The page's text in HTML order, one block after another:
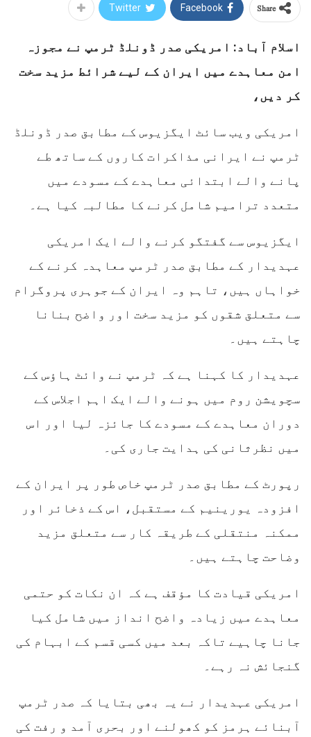
Share
Facebook
Twitter
اسلام آباد: امریکی صدر ڈونلڈ ٹرمپ نے مجوزہ
امن معاہدے میں ایران کے لیے شرائط مزید سخت
کر دیں،
امریکی ویب سائٹ ایگزیوس کے مطابق صدر ڈونلڈ
ٹرمپ نے ایرانی مذاکرات کاروں کے ساتھ طے
پانے والے ابتدائی معاہدے کے مسودے میں
متعدد ترامیم شامل کرنے کا مطالبہ کیا ہے۔
ایگزیوس سے گفتگو کرنے والے ایک امریکی
عہدیدار کے مطابق صدر ٹرمپ معاہدہ کرنے کے
خواہاں ہیں، تاہم وہ ایران کے جوہری پروگرام
سے متعلق شقوں کو مزید سخت اور واضح بنانا
چاہتے ہیں۔
عہدیدار کا کہنا ہے کہ ٹرمپ نے وائٹ ہاؤس کے
سچویشن روم میں ہونے والے ایک اہم اجلاس کے
دوران معاہدے کے مسودے کا جائزہ لیا اور اس
میں نظرثانی کی ہدایت جاری کی۔
رپورٹ کے مطابق صدر ٹرمپ خاص طور پر ایران کے
افزودہ یورینیم کے مستقبل، اس کے ذخائر اور
ممکنہ منتقلی کے طریقہ کار سے متعلق مزید
وضاحت چاہتے ہیں۔
امریکی قیادت کا مؤقف ہے کہ ان نکات کو حتمی
معاہدے میں زیادہ واضح انداز میں شامل کیا
جانا چاہیے تاکہ بعد میں کسی قسم کے ابہام کی
گنجائش نہ رہے۔
امریکی عہدیدار نے یہ بھی بتایا کہ صدر ٹرمپ
آبنائے ہرمز کو کھولنے اور بحری آمد و رفت کی